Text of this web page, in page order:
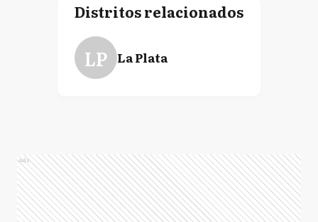
Distritos relacionados
LP La Plata
Ads